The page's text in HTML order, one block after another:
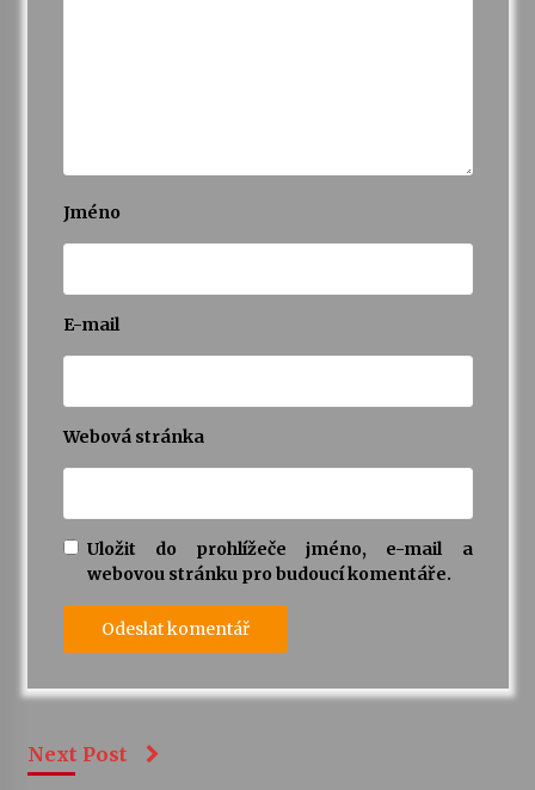
Jméno
E-mail
Webová stránka
Uložit do prohlížeče jméno, e-mail a
webovou stránku pro budoucí komentáře.
Next Post